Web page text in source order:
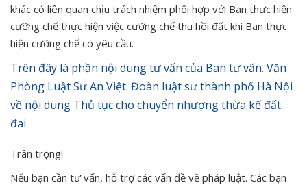
khác có liên quan chịu trách nhiệm phối hợp với Ban thực hiện
cưỡng chế thực hiện việc cưỡng chế thu hồi đất khi Ban thực
hiện cưỡng chế có yêu cầu.
Trên đây là phần nội dung tư vấn của Ban tư vấn. Văn
Phòng Luật Sư An Việt. Đoàn luật sư thành phố Hà Nội
về nội dung Thủ tục cho chuyển nhượng thừa kế đất
đai
Trân trọng!
Nếu bạn cần tư vấn, hỗ trợ các vấn đề về pháp luật. Các bạn